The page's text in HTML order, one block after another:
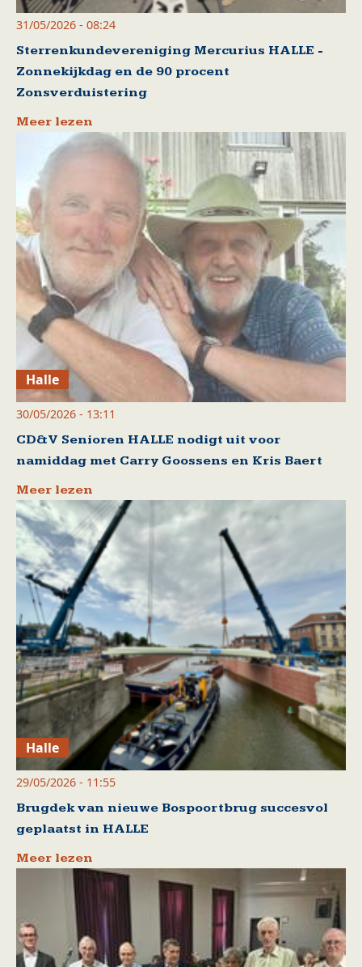
31/05/2026 - 08:24
Sterrenkundevereniging Mercurius HALLE -
Zonnekijkdag en de 90 procent
Zonsverduistering
Meer lezen
Halle
30/05/2026 - 13:11
CD&V Senioren HALLE nodigt uit voor
namiddag met Carry Goossens en Kris Baert
Meer lezen
Halle
29/05/2026 - 11:55
Brugdek van nieuwe Bospoortbrug succesvol
geplaatst in HALLE
Meer lezen